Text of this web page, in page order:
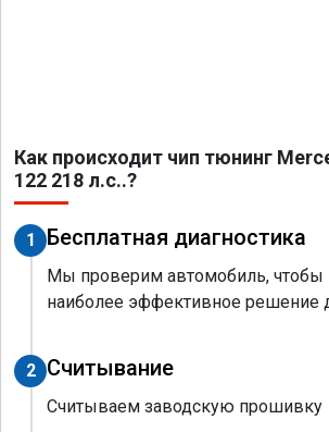
Как происходит чип тюнинг
122 218 л.с..?
1 Бесплатная диагностика
Мы проверим автомобиль, чтобы
наиболее эффективное решение
2 Считывание
Считываем заводскую прошивку